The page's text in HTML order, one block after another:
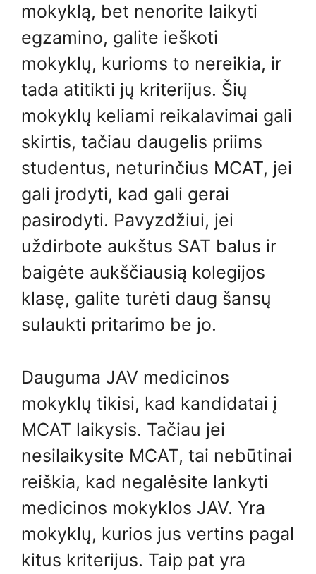
mokyklą, bet nenorite laikyti
egzamino, galite ieškoti
mokyklų, kurioms to nereikia, ir
tada atitikti jų kriterijus. Šių
mokyklų keliami reikalavimai gali
skirtis, tačiau daugelis priims
studentus, neturinčius MCAT, jei
gali įrodyti, kad gali gerai
pasirodyti. Pavyzdžiui, jei
uždirbote aukštus SAT balus ir
baigėte aukščiausią kolegijos
klasę, galite turėti daug šansų
sulaukti pritarimo be jo.
Dauguma JAV medicinos
mokyklų tikisi, kad kandidatai į
MCAT laikysis. Tačiau jei
nesilaikysite MCAT, tai nebūtinai
reiškia, kad negalėsite lankyti
medicinos mokyklos JAV. Yra
mokyklų, kurios jus vertins pagal
kitus kriterijus. Taip pat yra